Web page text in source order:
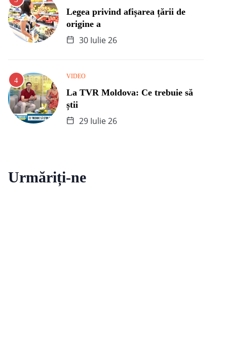
Legea privind afișarea țării de
origine a
30 Iulie 26
VIDEO
La TVR Moldova: Ce trebuie să
știi
29 Iulie 26
Urmăriți-ne